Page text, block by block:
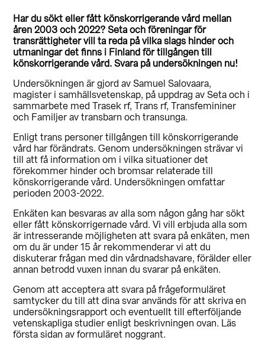
Har du sökt eller fått könskorrigerande vård mellan
åren 2003 och 2022? Seta och föreningar för
transrättigheter vill ta reda på vilka slags hinder och
utmaningar det finns i Finland för tillgången till
könskorrigerande vård. Svara på undersökningen nu!
Undersökningen är gjord av Samuel Salovaara,
magister i samhällsvetenskap, på uppdrag av Seta och i
sammarbete med Trasek rf, Trans rf, Transfemininer
och Familjer av transbarn och transunga.
Enligt trans personer tillgången till könskorrigerande
vård har förändrats. Genom undersökningen strävar vi
till att få information om i vilka situationer det
förekommer hinder och bromsar relaterade till
könskorrigerande vård. Undersökningen omfattar
perioden 2003-2022.
Enkäten kan besvaras av alla som någon gång har sökt
eller fått könskorrigernade vård. Vi vill erbjuda alla som
är intresserande möjligheten att svara på enkäten, men
om du är under 15 år rekommenderar vi att du
diskuterar frågan med din vårdnadshavare, förälder eller
annan betrodd vuxen innan du svarar på enkäten.
Genom att acceptera att svara på frågeformuläret
samtycker du till att dina svar används för att skriva en
undersökningsrapport och eventuellt till efterföljande
vetenskapliga studier enligt beskrivningen ovan. Läs
första sidan av formuläret noggrant.